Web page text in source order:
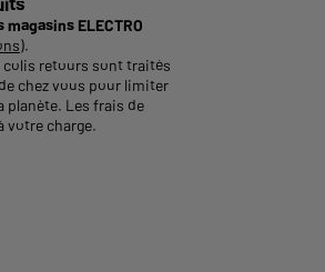
magasins ELECTRO
).
retours sont traités
chez vous pour limiter
planète. Les frais de
votre charge.